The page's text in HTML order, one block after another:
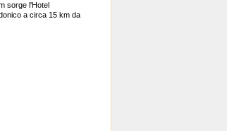
sorge l'Hotel
a circa 15 km da